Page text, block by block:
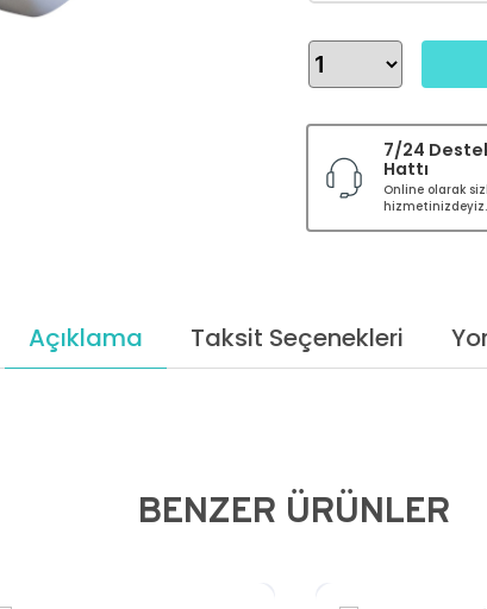
7/24
Hattı
Online olarak
hizmetinizdeyiz.
Açıklama Taksit Seçenekleri
BENZER ÜRÜNLER